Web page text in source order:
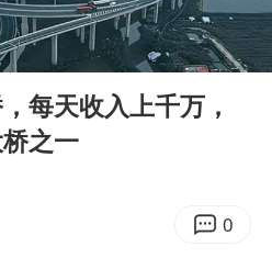
网约车司机充电时猝死保险拒赔
打虎 宋致远被查
豚将正面袭击贯穿浙江
台州《告全体市民书》
高校取消艺考
01:14
每天收入上千万，
之一
0